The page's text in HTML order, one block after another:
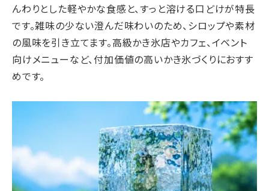
んわりとした軽やかな食感と、すっと溶ける口どけが特長
です。雑味の少ない澄んだ味わいのため、シロップや素材
の風味を引き立てます。高級かき氷店やカフェ、イベント
向けメニューなど、付加価値の高いかき氷づくりにおすす
めです。